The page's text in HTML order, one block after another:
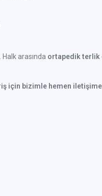
arasında ortapedik terlik
için bizimle hemen